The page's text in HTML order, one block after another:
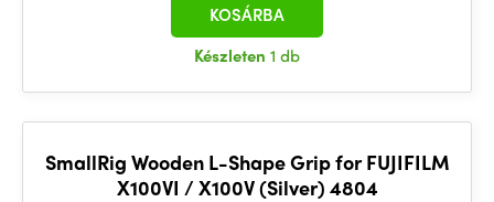
Készleten 1 db
KOSÁRBA
SmallRig Wooden L-Shape Grip for FUJIFILM
X100VI / X100V (Silver) 4804